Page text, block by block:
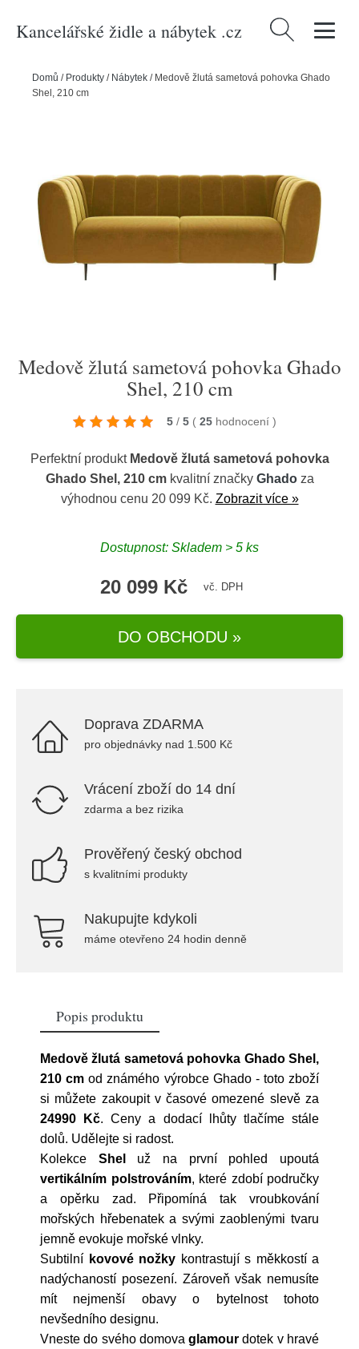
Kancelářské židle a nábytek .cz Vyhledávání
Domů / Produkty / Nábytek / Medově žlutá sametová pohovka Ghado
Shel, 210 cm
Medově žlutá sametová pohovka Ghado
Shel, 210 cm
5 / 5 ( 25 hodnocení )
Perfektní produkt Medově žlutá sametová pohovka
Ghado Shel, 210 cmkvalitní značky Ghadoza
výhodnou cenu 20 099 Kč. Zobrazit více »
Dostupnost: Skladem > 5 ks
20 099 Kč vč. DPH
DO OBCHODU »
Doprava ZDARMA
pro objednávky nad 1.500 Kč
Vrácení zboží do 14 dní
zdarma a bez rizika
Prověřený český obchod
s kvalitními produkty
Nakupujte kdykoli
máme otevřeno 24 hodin denně
Popis produktu
Medově žlutá sametová pohovka Ghado Shel,
210 cm od známého výrobce Ghado- toto zboží
si můžete zakoupit v časové omezené slevě za
24990 Kč. Ceny a dodací lhůty tlačíme stále
dolů. Udělejte si radost.
Kolekce Shel
už na první pohled upoutá
vertikálním polstrováním, které zdobí područky
a opěrku zad. Připomíná tak vroubkování
mořských hřebenatek a svými zaoblenými tvaru
jemně evokuje mořské vlnky.
Subtilní kovové nožky kontrastují s měkkostí a
nadýchaností posezení. Zároveň však nemusíte
mít nejmenší obavy o bytelnost tohoto
nevšedního designu.
Vneste do svého domovaglamour dotek v hravé